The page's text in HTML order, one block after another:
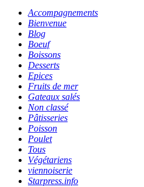
Accompagnements
Bienvenue
Blog
Boeuf
Boissons
Desserts
Epices
Fruits de mer
Gateaux salés
Non classé
Pâtisseries
Poisson
Poulet
Tous
Végétariens
viennoiserie
Starpress.info